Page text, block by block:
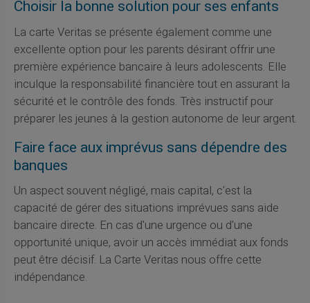
Choisir la bonne solution pour ses enfants
La carte Veritas se présente également comme une
excellente option pour les parents désirant offrir une
première expérience bancaire à leurs adolescents. Elle
inculque la responsabilité financière tout en assurant la
sécurité et le contrôle des fonds. Très instructif pour
préparer les jeunes à la gestion autonome de leur argent.
Faire face aux imprévus sans dépendre des
banques
Un aspect souvent négligé, mais capital, c'est la
capacité de gérer des situations imprévues sans aide
bancaire directe. En cas d'une urgence ou d'une
opportunité unique, avoir un accès immédiat aux fonds
peut être décisif. La Carte Veritas nous offre cette
indépendance.